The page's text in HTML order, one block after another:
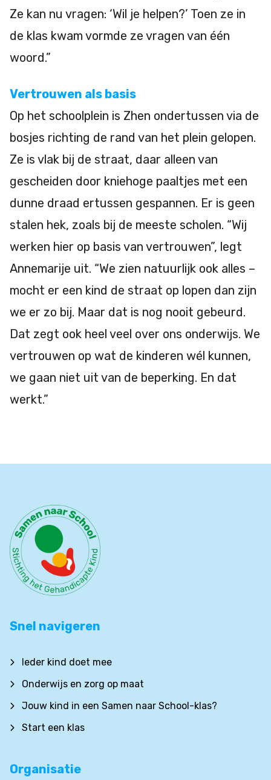
Ze kan nu vragen: ‘Wil je helpen?’ Toen ze in
de klas kwam vormde ze vragen van één
woord.”
Vertrouwen als basis
Op het schoolplein is Zhen ondertussen via de
bosjes richting de rand van het plein gelopen.
Ze is vlak bij de straat, daar alleen van
gescheiden door kniehoge paaltjes met een
dunne draad ertussen gespannen. Er is geen
stalen hek, zoals bij de meeste scholen. “Wij
werken hier op basis van vertrouwen”, legt
Annemarije uit. “We zien natuurlijk ook alles –
mocht er een kind de straat op lopen dan zijn
we er zo bij. Maar dat is nog nooit gebeurd.
Dat zegt ook heel veel over ons onderwijs. We
vertrouwen op wat de kinderen wél kunnen,
we gaan niet uit van de beperking. En dat
werkt.”
Snel navigeren
Ieder kind doet mee
Onderwijs en zorg op maat
Jouw kind in een Samen naar School-klas?
Start een klas
Organisatie